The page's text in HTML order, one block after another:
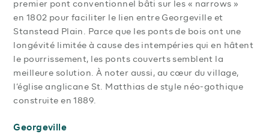
premier pont conventionnel bâti sur les « narrows »
en 1802 pour faciliter le lien entre Georgeville et
Stanstead Plain. Parce que les ponts de bois ont une
longévité limitée à cause des intempéries qui en hâtent
le pourrissement, les ponts couverts semblent la
meilleure solution. À noter aussi, au cœur du village,
l’église anglicane St. Matthias de style néo-gothique
construite en 1889.
Georgeville